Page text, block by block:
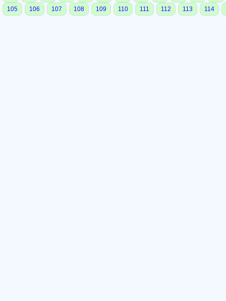
105
106 107 108 109 110 111 112 113 114